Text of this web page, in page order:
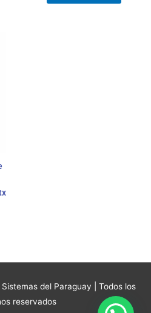
del Paraguay | Todos los
reservados